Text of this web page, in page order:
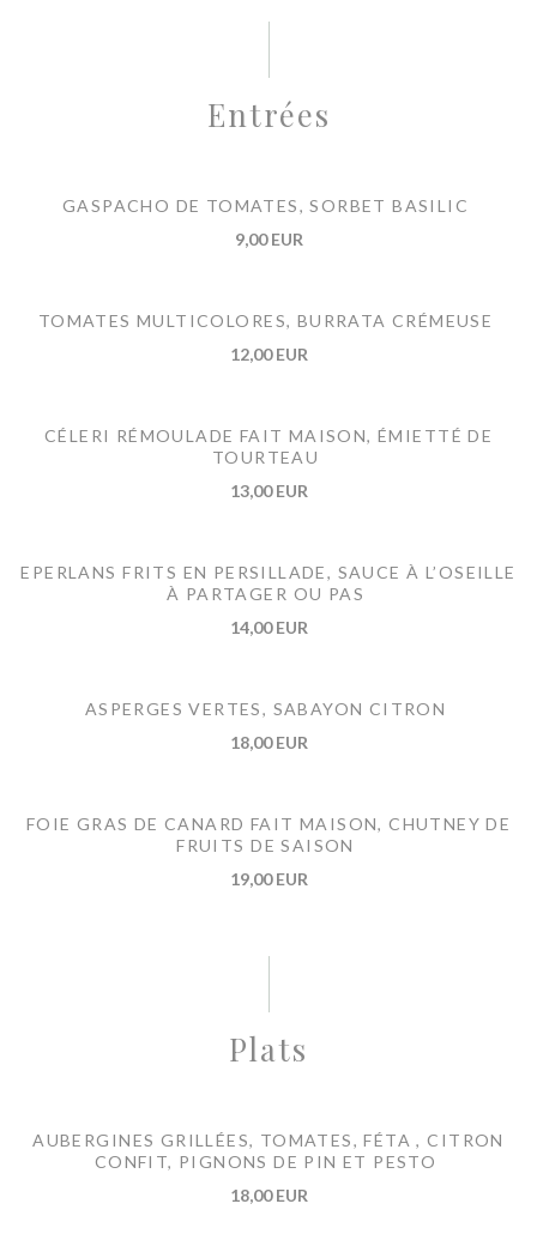
Entrées
GASPACHO DE TOMATES, SORBET BASILIC
9,00 EUR
TOMATES MULTICOLORES, BURRATA CRÉMEUSE
12,00 EUR
CÉLERI RÉMOULADE FAIT MAISON, ÉMIETTÉ DE
TOURTEAU
13,00 EUR
EPERLANS FRITS EN PERSILLADE, SAUCE À L’OSEILLE
À PARTAGER OU PAS
14,00 EUR
ASPERGES VERTES, SABAYON CITRON
18,00 EUR
FOIE GRAS DE CANARD FAIT MAISON, CHUTNEY DE
FRUITS DE SAISON
19,00 EUR
Plats
AUBERGINES GRILLÉES, TOMATES, FÉTA , CITRON
CONFIT, PIGNONS DE PIN ET PESTO
18,00 EUR